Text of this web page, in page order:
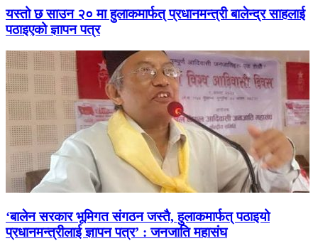
यस्तो छ साउन २० मा हुलाकमार्फत् प्रधानमन्त्री बालेन्द्र साहलाई
पठाइएको ज्ञापन पत्र
‘बालेन सरकार भूमिगत संगठन जस्तै, हुलाकमार्फत् पठाइयो
प्रधानमन्त्रीलाई ज्ञापन पत्र’ : जनजाति महासंघ